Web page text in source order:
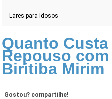
Lares para Idosos
Quanto
Repouso
Biritiba Mirim
Gostou? compartilhe!